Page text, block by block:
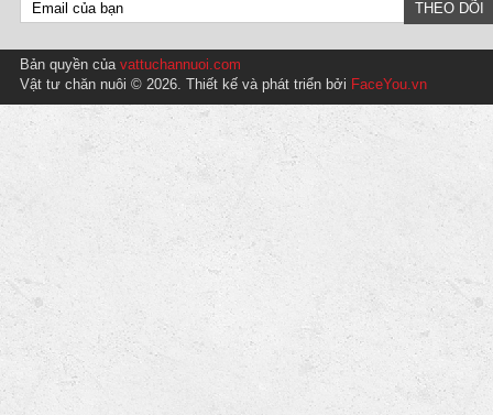
Bản quyền của vattuchannuoi.com
Vật tư chăn nuôi © 2026. Thiết kế và phát triển bởi FaceYou.vn